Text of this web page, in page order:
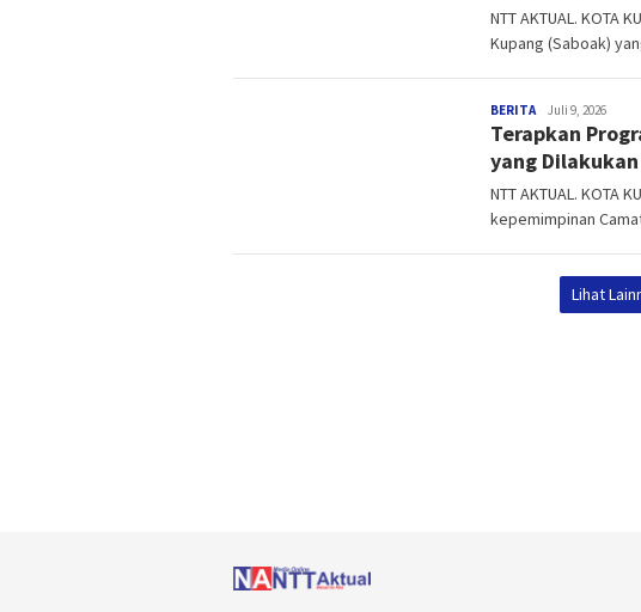
NTT AKTUAL. KOTA
Kupang (Saboak)
BERITANTT
AKTUAL
Juli 9, 2026
Terapkan
yang
NTT AKTUAL. KOTA
kepemimpinan
Lihat